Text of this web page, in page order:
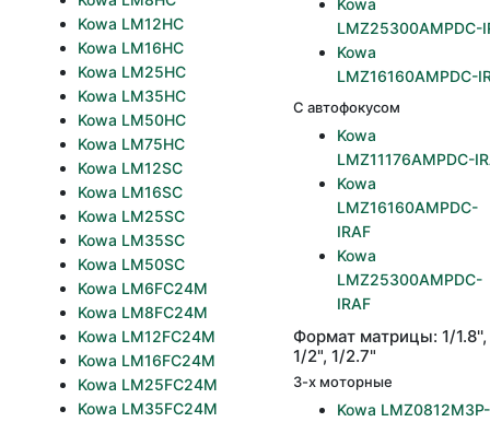
Kowa LM12HC
Kowa LM16HC
Kowa LM25HC
Kowa LM35HC
Kowa LM50HC
Kowa LM75HC
Kowa LM12SC
Kowa LM16SC
Kowa LM25SC
Kowa LM35SC
Kowa LM50SC
Kowa LM6FC24M
Kowa LM8FC24M
Kowa LM12FC24M
Kowa LM16FC24M
Kowa LM25FC24M
Kowa LM35FC24M
Kowa
LMZ25300AMPDC-
Kowa
LMZ16160AMPDC-
С автофокусом
Kowa
LMZ11176AMPDC-
Kowa
LMZ16160AMPDC-
IRAF
Kowa
LMZ25300AMPDC-
IRAF
Формат матрицы: 1/1.8'',
1/2", 1/2.7"
3-х моторные
Kowa